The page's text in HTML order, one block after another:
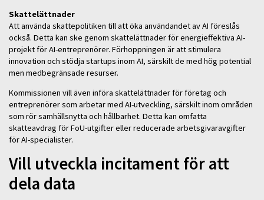
Skattelättnader
Att använda skattepolitiken till att öka användandet av AI föreslås
också. Detta kan ske genom skattelättnader för energieffektiva AI-
projekt för AI-entreprenörer. Förhoppningen är att stimulera
innovation och stödja startups inom AI, särskilt de med hög potential
men medbegränsade resurser.
Kommissionen vill även införa skattelättnader för företag och
entreprenörer som arbetar med AI-utveckling, särskilt inom områden
som rör samhällsnytta och hållbarhet. Detta kan omfatta
skatteavdrag för FoU-utgifter eller reducerade arbetsgivaravgifter
för AI-specialister.
Vill utveckla incitament för att
dela data